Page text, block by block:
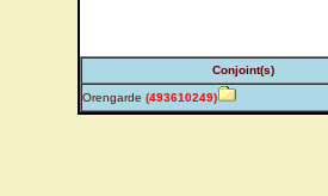
Conjoint(s)
Orengarde (493610249)